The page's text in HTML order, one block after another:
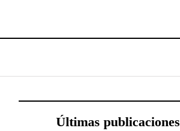
Últimas publicaciones